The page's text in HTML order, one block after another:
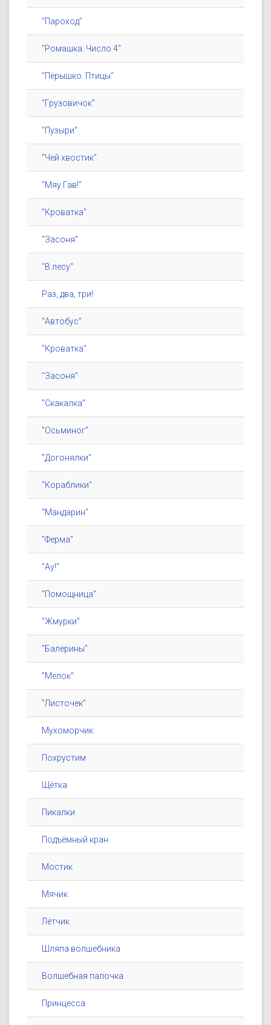
"Пароход"
"Ромашка. Число 4"
"Пёрышко. Птицы"
"Грузовичок"
"Пузыри"
"Чей хвостик"
"Мяу Гав!"
"Кроватка"
"Засоня"
"В лесу"
Раз, два, три!
"Автобус"
"Кроватка"
"Засоня"
"Скакалка"
"Осьминог"
"Догонялки"
"Кораблики"
"Мандарин"
"Ферма"
"Ау!"
"Помощница"
"Жмурки"
"Балерины"
"Мелок"
"Листочек"
Мухоморчик
Похрустим
Щётка
Пикалки
Подъёмный кран
Мостик
Мячик
Лётчик
Шляпа волшебника
Волшебная палочка
Принцесса